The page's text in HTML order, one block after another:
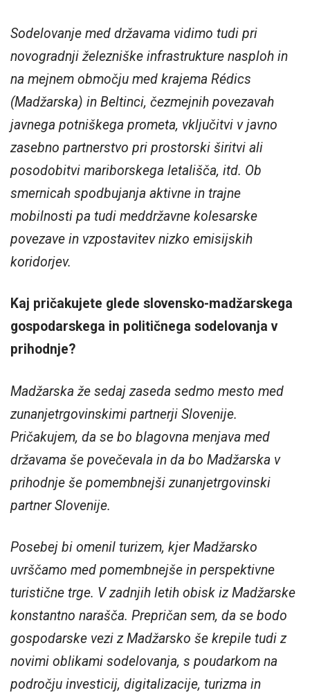
Sodelovanje med državama vidimo tudi pri
novogradnji železniške infrastrukture nasploh in
na mejnem območju med krajema Rédics
(Madžarska) in Beltinci, čezmejnih povezavah
javnega potniškega prometa, vključitvi v javno
zasebno partnerstvo pri prostorski širitvi ali
posodobitvi mariborskega letališča, itd. Ob
smernicah spodbujanja aktivne in trajne
mobilnosti pa tudi meddržavne kolesarske
povezave in vzpostavitev nizko emisijskih
koridorjev.
Kaj pričakujete glede slovensko-madžarskega
gospodarskega in političnega sodelovanja v
prihodnje?
Madžarska že sedaj zaseda sedmo mesto med
zunanjetrgovinskimi partnerji Slovenije.
Pričakujem, da se bo blagovna menjava med
državama še povečevala in da bo Madžarska v
prihodnje še pomembnejši zunanjetrgovinski
partner Slovenije.
Posebej bi omenil turizem, kjer Madžarsko
uvrščamo med pomembnejše in perspektivne
turistične trge. V zadnjih letih obisk iz Madžarske
konstantno narašča. Prepričan sem, da se bodo
gospodarske vezi z Madžarsko še krepile tudi z
novimi oblikami sodelovanja, s poudarkom na
področju investicij, digitalizacije, turizma in